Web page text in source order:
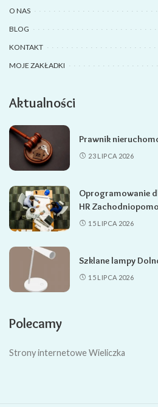
O NAS
BLOG
KONTAKT
MOJE ZAKŁADKI
Aktualności
Prawnik
23 LIPCA 2026
Oprogramowanie
HR
15 LIPCA 2026
Szklane lampy
15 LIPCA 2026
Polecamy
Strony internetowe Wieliczka